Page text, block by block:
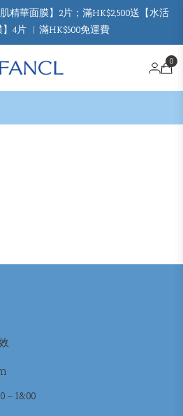
精華面膜】2片；滿HK$2,500送【水活
4片 ︳滿HK$500免運費
0
18:00